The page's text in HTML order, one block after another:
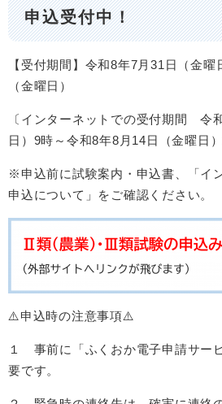
申込受付中！
【受付期間】令和8年7月31日（金
（金曜日）
〔インターネットでの受付期間 令
日）9時～令和8年8月14日（金曜日）
※申込前に試験案内・申込書、「イ
申込について」をご確認ください。
⚠️申込時の注意事項⚠️
１ 事前に「ふくおか電子申請サー
要です。